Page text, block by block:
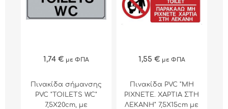
1,74 € με ΦΠΑ
Πινακίδα σήμανσης
PVC "TOILETS WC"
7,5Χ20cm, με
1,55 € με ΦΠΑ
Πινακίδα PVC "ΜΗ
ΡΙΧΝΕΤΕ. ΧΑΡΤΙΑ ΣΤΗ
ΛΕΚΑΝΗ" 7,5Χ15cm με